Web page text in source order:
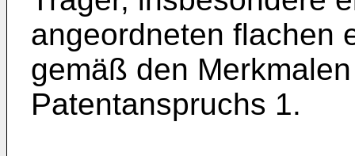
angeordneten flachen
gemäß den
Patentanspruchs 1.